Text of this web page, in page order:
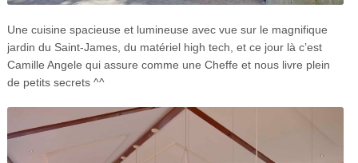
Une cuisine spacieuse et lumineuse avec vue sur le magnifique
jardin du Saint-James, du matériel high tech, et ce jour là c’est
Camille Angele qui assure comme une Cheffe et nous livre plein
de petits secrets ^^